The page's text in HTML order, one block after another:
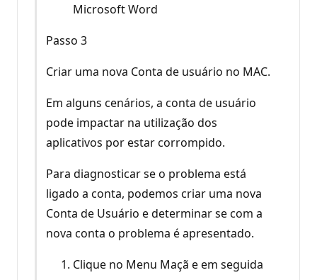
Microsoft Word
Passo 3
Criar uma nova Conta de usuário no MAC.
Em alguns cenários, a conta de usuário
pode impactar na utilização dos
aplicativos por estar corrompido.
Para diagnosticar se o problema está
ligado a conta, podemos criar uma nova
Conta de Usuário e determinar se com a
nova conta o problema é apresentado.
Clique no Menu Maçã e em seguida